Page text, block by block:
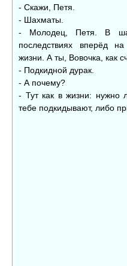
- Скажи, Петя.
- Шахматы.
- Молодец, Петя. В
последствиях вперёд
жизни. А ты, Вовочка, как
- Подкидной дурак.
- А почему?
- Тут как в жизни: нужно
тебе подкидывают, либо